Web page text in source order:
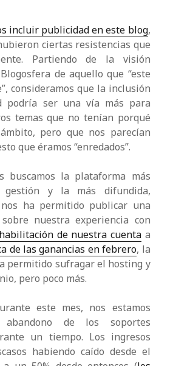
incluir publicidad en este blog,
ciertas resistencias que
Partiendo de la visión
de aquello que “este
consideramos que la inclusión
podría ser una vía más para
temas que no tenían porqué
pero que nos parecían
que éramos “enredados”.
buscamos la plataforma más
y la más difundida,
ha permitido publicar una
nuestra experiencia con
de nuestra cuenta a
de las ganancias en febrero, la
permitido sufragar el hosting y
pero poco más.
este mes, nos estamos
de los soportes
un tiempo. Los ingresos
habiendo caído desde el